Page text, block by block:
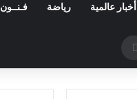
أخبار عالمية رياضة فـنــون
عن